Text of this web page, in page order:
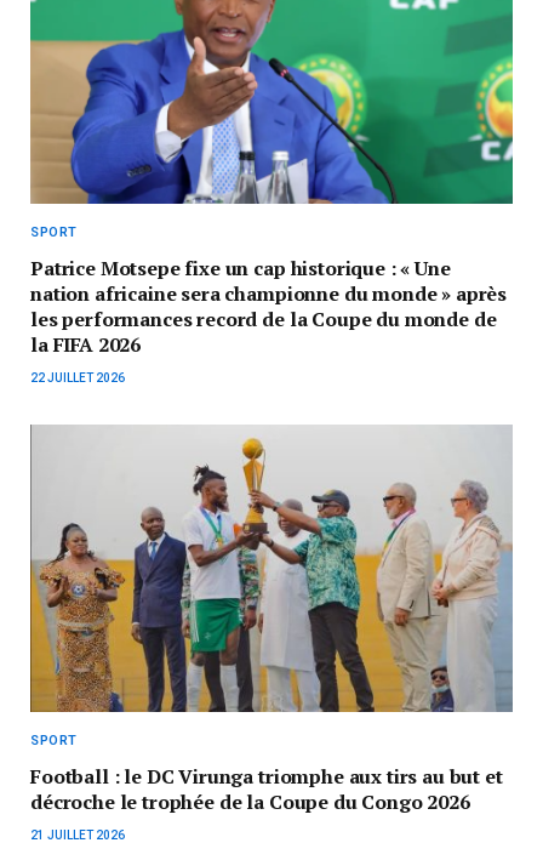
SPORT
Patrice Motsepe fixe un cap historique : « Une
nation africaine sera championne du monde » après
les performances record de la Coupe du monde de
la FIFA 2026
22 JUILLET 2026
SPORT
Football : le DC Virunga triomphe aux tirs au but et
décroche le trophée de la Coupe du Congo 2026
21 JUILLET 2026